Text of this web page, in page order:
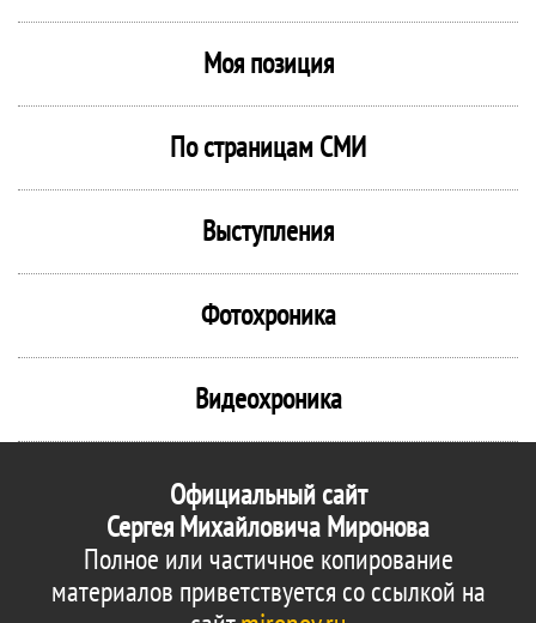
Моя позиция
По страницам СМИ
Выступления
Фотохроника
Видеохроника
Официальный сайт
Сергея Михайловича Миронова
Полное или частичное копирование
материалов приветствуется со ссылкой на